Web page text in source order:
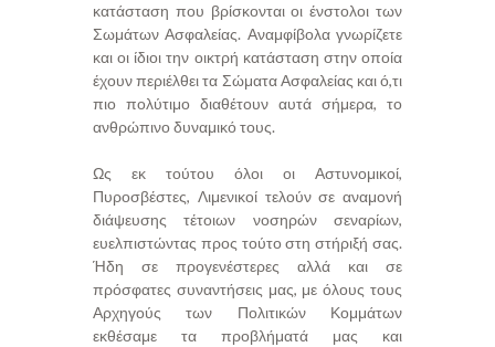
κατάσταση που βρίσκονται οι ένστολοι των
Σωμάτων Ασφαλείας. Αναμφίβολα γνωρίζετε
και οι ίδιοι την οικτρή κατάσταση στην οποία
έχουν περιέλθει τα Σώματα Ασφαλείας και ό,τι
πιο πολύτιμο διαθέτουν αυτά σήμερα, το
ανθρώπινο δυναμικό τους.
Ως εκ τούτου όλοι οι Αστυνομικοί,
Πυροσβέστες, Λιμενικοί τελούν σε αναμονή
διάψευσης τέτοιων νοσηρών σεναρίων,
ευελπιστώντας προς τούτο στη στήριξή σας.
Ήδη σε προγενέστερες αλλά και σε
πρόσφατες συναντήσεις μας, με όλους τους
Αρχηγούς των Πολιτικών Κομμάτων
εκθέσαμε τα προβλήματά μας και